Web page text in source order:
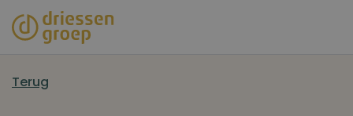
Overslaan
en
inhoud
Terug